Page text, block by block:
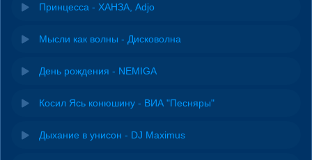
Принцесса - ХАНЗА, Adjo
Мысли как волны - Дисковолна
День рождения - NEMIGA
Косил Ясь конюшину - ВИА "Песняры"
Дыхание в унисон - DJ Maximus